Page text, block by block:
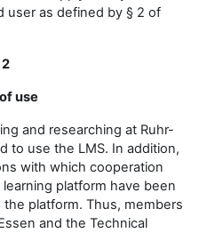
user as defined by § 2 of
use
and researching at Ruhr-
to use the LMS. In addition,
with which cooperation
platform have been
platform. Thus, members
and the Technical